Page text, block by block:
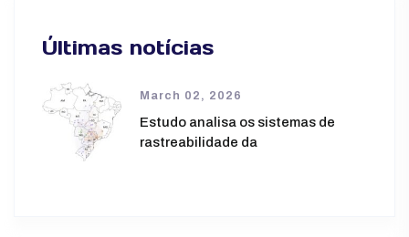
Últimas notícias
March 02, 2026
Estudo analisa os sistemas de
rastreabilidade da